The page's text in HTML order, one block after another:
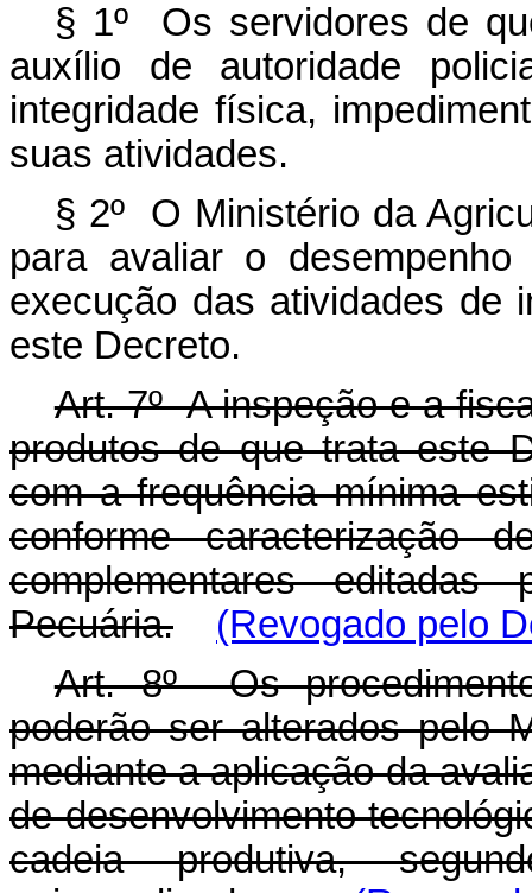
§ 1º Os servidores de
auxílio de autoridade
integridade física,
suas atividades.
§ 2º O Ministério da
para avaliar o
execução das atividades de
este Decreto.
Art. 7º A inspeção e a
produtos de que trata este
com a frequência mínima
conforme caracterização
complementares
Pecuária.
(Revogado pelo
Art. 8º Os
poderão ser alterados pelo
mediante a aplicação da
de desenvolvimento
cadeia produtiva,